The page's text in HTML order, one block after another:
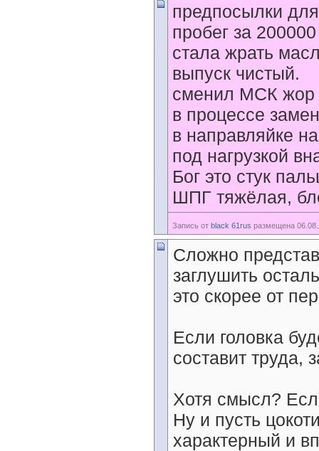
предпосылки
пробег за
стала жрать
выпуск чистый.
сменил МСК жор
в процессе
в направляйке
под нагрузкой
Бог это стук
ШПГ тяжёлая,
Запись от black 61rus размещена
Сложно
заглушить
это скорее от
Если головка
составит труда,
Хотя смысл?
Ну и пусть
характерный и